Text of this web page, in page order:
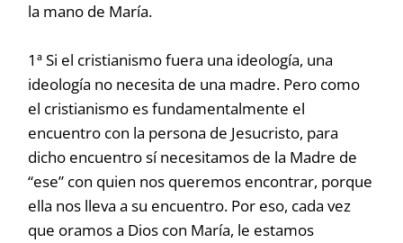
la mano de María.
1ª Si el cristianismo fuera una ideología, una
ideología no necesita de una madre. Pero como
el cristianismo es fundamentalmente el
encuentro con la persona de Jesucristo, para
dicho encuentro sí necesitamos de la Madre de
“ese” con quien nos queremos encontrar, porque
ella nos lleva a su encuentro. Por eso, cada vez
que oramos a Dios con María, le estamos